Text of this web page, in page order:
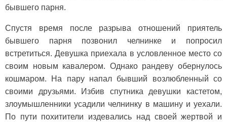
бывшего парня.
Спустя время после разрыва отношений приятель
бывшего парня позвонил челнинке и попросил
встретиться. Девушка приехала в условленное место со
своим новым кавалером. Однако рандеву обернулось
кошмаром. На пару напал бывший возлюбленный со
своими друзьями. Избив спутника девушки кастетом,
злоумышленники усадили челнинку в машину и уехали.
По пути похитители издевались над своей жертвой и